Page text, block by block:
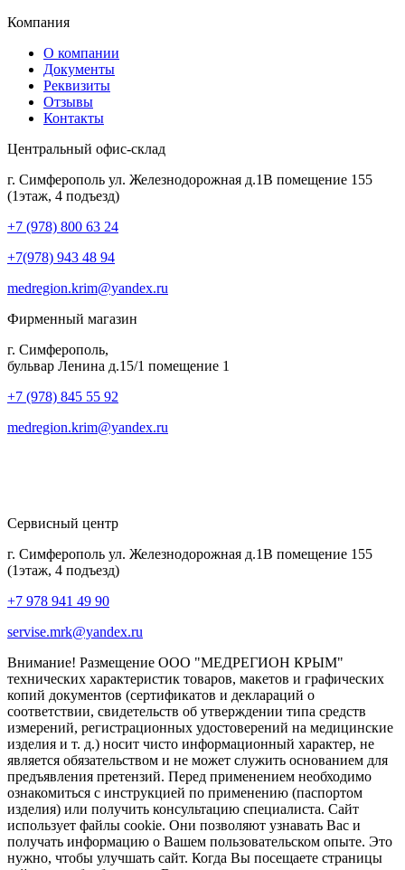
Компания
О компании
Документы
Реквизиты
Отзывы
Контакты
Центральный офис-склад
г. Симферополь ул. Железнодорожная д.1В помещение 155
(1этаж, 4 подъезд)
+7 (978) 800 63 24
+7(978) 943 48 94
medregion.krim@yandex.ru
Фирменный магазин
г. Симферополь,
бульвар Ленина д.15/1 помещение 1
+7 (978) 845 55 92
medregion.krim@yandex.ru
Сервисный центр
г. Симферополь ул. Железнодорожная д.1В помещение 155
(1этаж, 4 подъезд)
+7 978 941 49 90
servise.mrk@yandex.ru
Внимание! Размещение ООО "МЕДРЕГИОН КРЫМ"
технических характеристик товаров, макетов и графических
копий документов (сертификатов и деклараций о
соответствии, свидетельств об утверждении типа средств
измерений, регистрационных удостоверений на медицинские
изделия и т. д.) носит чисто информационный характер, не
является обязательством и не может служить основанием для
предъявления претензий. Перед применением необходимо
ознакомиться с инструкцией по применению (паспортом
изделия) или получить консультацию специалиста. Сайт
использует файлы cookie. Они позволяют узнавать Вас и
получать информацию о Вашем пользовательском опыте. Это
нужно, чтобы улучшать сайт. Когда Вы посещаете страницы